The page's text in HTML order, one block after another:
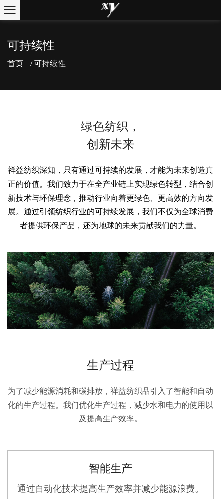
可持续性
首页 /可持续性
绿色纺织，
创新未来
祥益纺织深知，只有通过可持续的发展，才能为未来创造真
正的价值。我们致力于在全产业链上实现绿色转型，结合创
新技术与环保理念，推动行业向着更绿色、更高效的方向发
展。通过引领纺织行业的可持续发展，我们不仅为全球消费
者提供环保产品，还为地球的未来贡献我们的力量。
生产过程
为了减少能源消耗和碳排放，祥益纺织品引入了智能和自动
化的生产过程。我们优化生产过程，减少水和电力的使用以
及提高生产效率。
智能生产
通过自动化技术提高生产效率并减少能源浪费。